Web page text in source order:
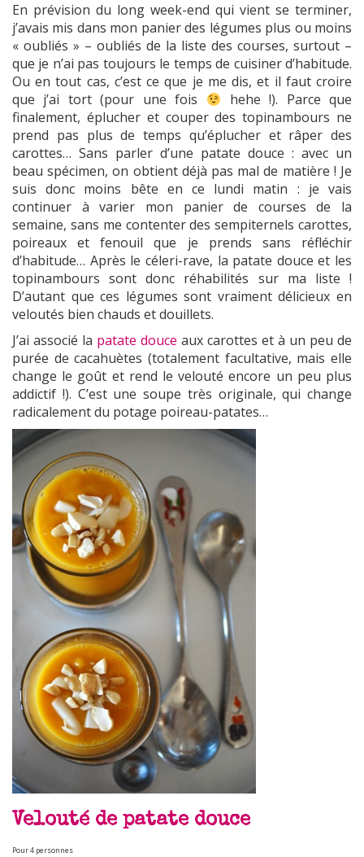
En prévision du long week-end qui vient se terminer,
j’avais mis dans mon panier des légumes plus ou moins
« oubliés » – oubliés de la liste des courses, surtout –
que je n’ai pas toujours le temps de cuisiner d’habitude.
Ou en tout cas, c’est ce que je me dis, et il faut croire
que j’ai tort (pour une fois
hehe !). Parce que
finalement, éplucher et couper des topinambours ne
prend pas plus de temps qu’éplucher et râper des
carottes… Sans parler d’une patate douce : avec un
beau spécimen, on obtient déjà pas mal de matière ! Je
suis donc moins bête en ce lundi matin : je vais
continuer à varier mon panier de courses de la
semaine, sans me contenter des sempiternels carottes,
poireaux et fenouil que je prends sans réfléchir
d’habitude… Après le céleri-rave, la patate douce et les
topinambours sont donc réhabilités sur ma liste !
D’autant que ces légumes sont vraiment délicieux en
veloutés bien chauds et douillets.
J’ai associé la patate douce aux carottes et à un peu de
purée de cacahuètes (totalement facultative, mais elle
change le goût et rend le velouté encore un peu plus
addictif !). C’est une soupe très originale, qui change
radicalement du potage poireau-patates…
Velouté de patate douce
Pour 4 personnes